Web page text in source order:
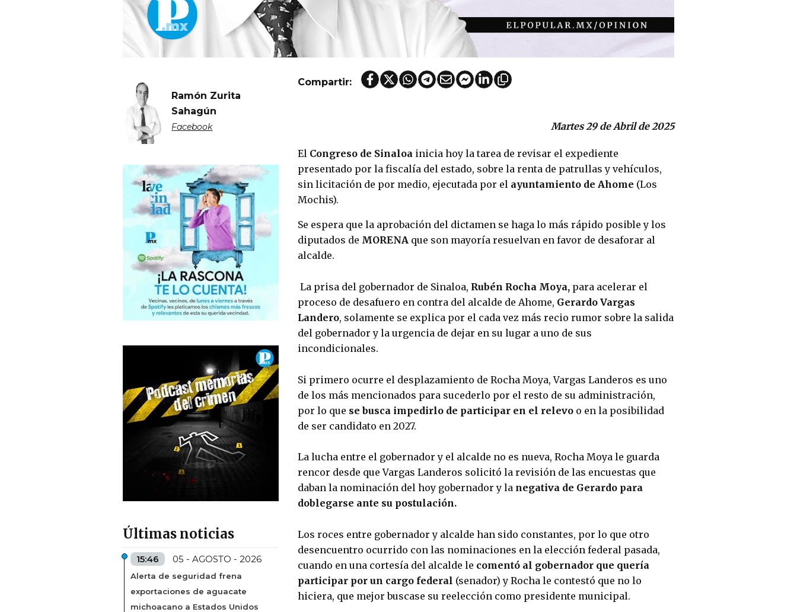
Ramón Zurita
Sahagún
Facebook
Últimas noticias
15:46 05 - AGOSTO - 2026
Alerta de seguridad frena
exportaciones de aguacate
michoacano a Estados Unidos
Compartir:
Martes 29 de Abril de 2025
El Congreso de Sinaloa inicia hoy la tarea de revisar el expediente
presentado por la fiscalía del estado, sobre la renta de patrullas y vehículos,
sin licitación de por medio, ejecutada por el ayuntamiento de Ahome (Los
Mochis).
Se espera que la aprobación del dictamen se haga lo más rápido posible y los
diputados de MORENA que son mayoría resuelvan en favor de desaforar al
alcalde.
La prisa del gobernador de Sinaloa, Rubén Rocha Moya, para acelerar el
proceso de desafuero en contra del alcalde de Ahome, Gerardo Vargas
Landero, solamente se explica por el cada vez más recio rumor sobre la salida
del gobernador y la urgencia de dejar en su lugar a uno de sus
incondicionales.
Si primero ocurre el desplazamiento de Rocha Moya, Vargas Landeros es uno
de los más mencionados para sucederlo por el resto de su administración,
por lo que se busca impedirlo de participar en el relevo o en la posibilidad
de ser candidato en 2027.
La lucha entre el gobernador y el alcalde no es nueva, Rocha Moya le guarda
rencor desde que Vargas Landeros solicitó la revisión de las encuestas que
daban la nominación del hoy gobernador y la negativa de Gerardo para
doblegarse ante su postulación.
Los roces entre gobernador y alcalde han sido constantes, por lo que otro
desencuentro ocurrido con las nominaciones en la elección federal pasada,
cuando en una cortesía del alcalde le comentó al gobernador que quería
participar por un cargo federal (senador) y Rocha le contestó que no lo
hiciera, que mejor buscase su reelección como presidente municipal.